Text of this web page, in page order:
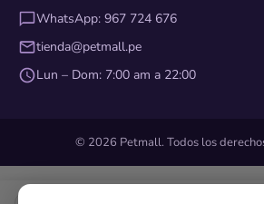
WhatsApp: 967 724 676
tienda@petmall.pe
Lun – Dom: 7:00 am a 22:00
© 2026 Petmall. Todos los